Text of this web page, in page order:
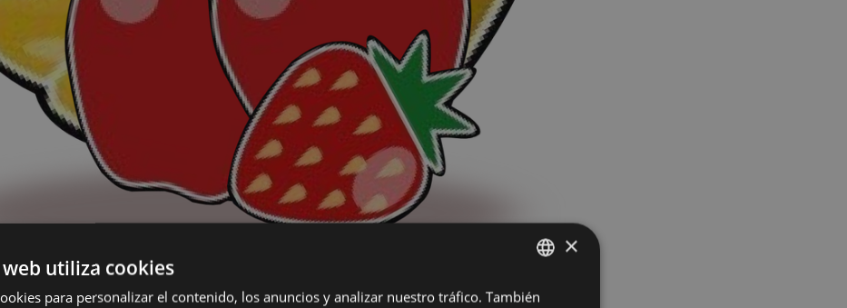
BASQUE
×
web utiliza cookies
para personalizar el contenido, los anuncios y analizar nuestro tráfico. También